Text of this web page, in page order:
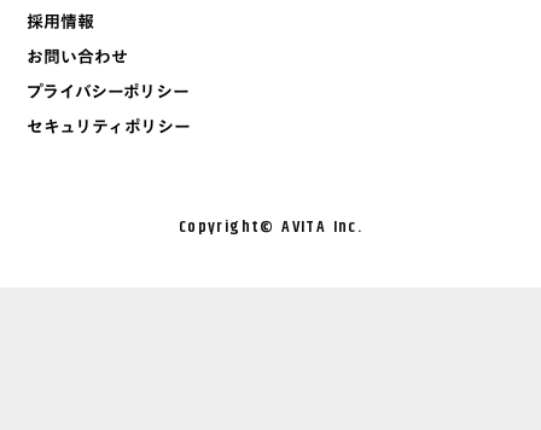
採用情報
お問い合わせ
プライバシーポリシー
セキュリティポリシー
Copyright©︎ AVITA Inc.